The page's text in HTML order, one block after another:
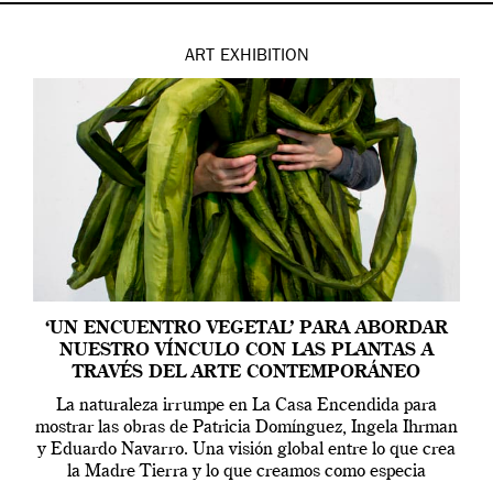
ART EXHIBITION
‘UN ENCUENTRO VEGETAL’ PARA ABORDAR
NUESTRO VÍNCULO CON LAS PLANTAS A
TRAVÉS DEL ARTE CONTEMPORÁNEO
La naturaleza irrumpe en La Casa Encendida para
mostrar las obras de Patricia Domínguez, Ingela Ihrman
y Eduardo Navarro. Una visión global entre lo que crea
la Madre Tierra y lo que creamos como especia